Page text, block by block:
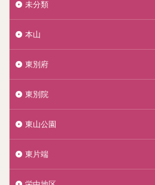
未分類
本山
東別府
東別院
東山公園
東片端